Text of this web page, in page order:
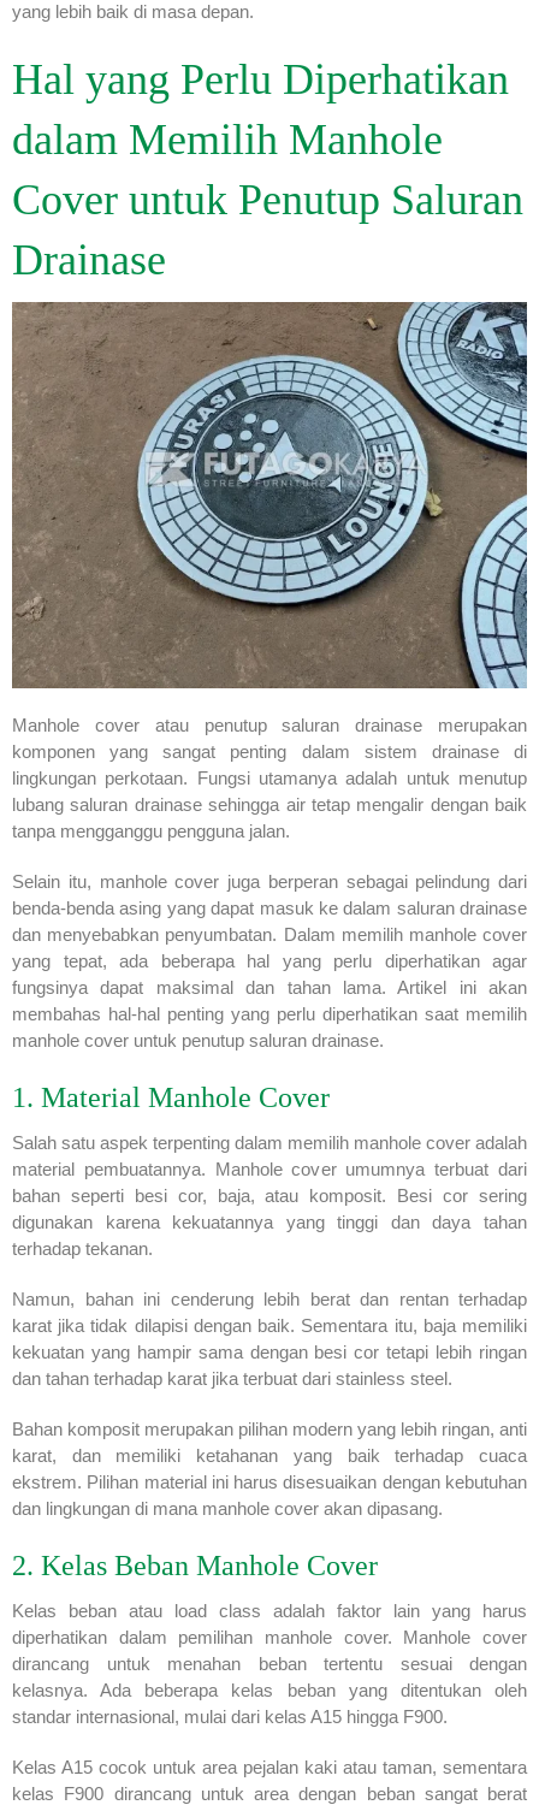
yang lebih baik di masa depan.
Hal yang Perlu Diperhatikan
dalam Memilih Manhole
Cover untuk Penutup Saluran
Drainase
Manhole cover atau penutup saluran drainase merupakan
komponen yang sangat penting dalam sistem drainase di
lingkungan perkotaan. Fungsi utamanya adalah untuk menutup
lubang saluran drainase sehingga air tetap mengalir dengan baik
tanpa mengganggu pengguna jalan.
Selain itu, manhole cover juga berperan sebagai pelindung dari
benda-benda asing yang dapat masuk ke dalam saluran drainase
dan menyebabkan penyumbatan. Dalam memilih manhole cover
yang tepat, ada beberapa hal yang perlu diperhatikan agar
fungsinya dapat maksimal dan tahan lama. Artikel ini akan
membahas hal-hal penting yang perlu diperhatikan saat memilih
manhole cover untuk penutup saluran drainase.
1. Material Manhole Cover
Salah satu aspek terpenting dalam memilih manhole cover adalah
material pembuatannya. Manhole cover umumnya terbuat dari
bahan seperti besi cor, baja, atau komposit. Besi cor sering
digunakan karena kekuatannya yang tinggi dan daya tahan
terhadap tekanan.
Namun, bahan ini cenderung lebih berat dan rentan terhadap
karat jika tidak dilapisi dengan baik. Sementara itu, baja memiliki
kekuatan yang hampir sama dengan besi cor tetapi lebih ringan
dan tahan terhadap karat jika terbuat dari stainless steel.
Bahan komposit merupakan pilihan modern yang lebih ringan, anti
karat, dan memiliki ketahanan yang baik terhadap cuaca
ekstrem. Pilihan material ini harus disesuaikan dengan kebutuhan
dan lingkungan di mana manhole cover akan dipasang.
2. Kelas Beban Manhole Cover
Kelas beban atau load class adalah faktor lain yang harus
diperhatikan dalam pemilihan manhole cover. Manhole cover
dirancang untuk menahan beban tertentu sesuai dengan
kelasnya. Ada beberapa kelas beban yang ditentukan oleh
standar internasional, mulai dari kelas A15 hingga F900.
Kelas A15 cocok untuk area pejalan kaki atau taman, sementara
kelas F900 dirancang untuk area dengan beban sangat berat